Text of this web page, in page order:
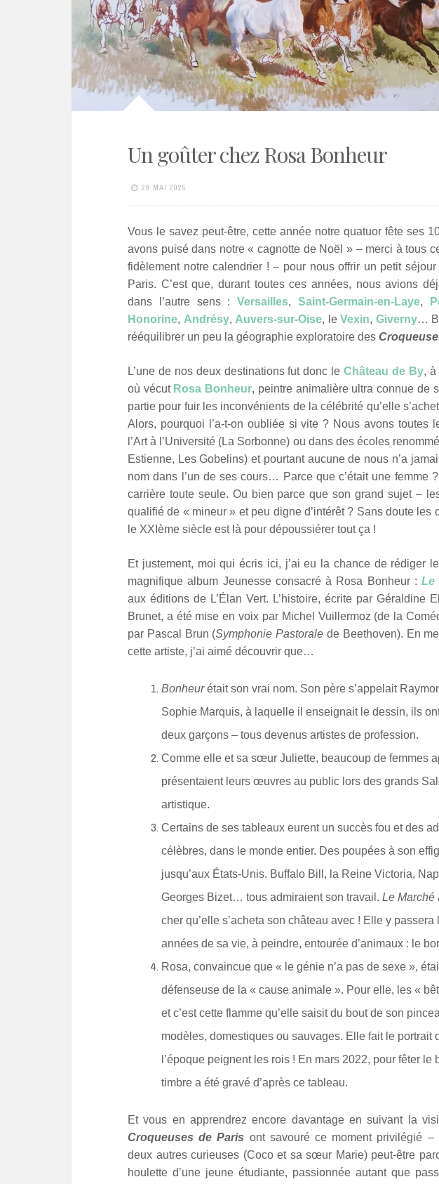
Un goûter chez Rosa Bonheur
29 MAI 2025
Vous le savez peut-être, cette année notre quatuor fête ses
avons puisé dans notre « cagnotte de Noël » – merci à tous
fidèlement notre calendrier ! – pour nous offrir un petit séjour
Paris. C’est que, durant toutes ces années, nous avions
dans l’autre sens :Versailles, Saint-Germain-en-Laye,
Honorine, Andrésy, Auvers-sur-Oise, leVexin, Giverny…
rééquilibrer un peu la géographie exploratoire des
L’une de nos deux destinations fut donc leChâteau de By, à
où vécut Rosa Bonheur, peintre animalière ultra connue de
partie pour fuir les inconvénients de la célébrité qu’elle
Alors, pourquoi l’a-t-on oubliée si vite ? Nous avons toutes
l’Art à l’Université (La Sorbonne) ou dans des écoles
Estienne, Les Gobelins) et pourtant aucune de nous n’a
nom dans l’un de ses cours… Parce que c’était une femme
carrière toute seule. Ou bien parce que son grand sujet –
qualifié de « mineur » et peu digne d’intérêt ? Sans doute
le XXIème siècle est là pour dépoussiérer tout ça !
Et justement, moi qui écris ici, j’ai eu la chance de rédiger
magnifique album Jeunesse consacré à Rosa Bonheur : Le
aux éditions de L’Élan Vert. L’histoire, écrite par Géraldine
Brunet, a été mise en voix par Michel Vuillermoz (de la
par Pascal Brun (Symphonie Pastorale de Beethoven). En
cette artiste, j’ai aimé découvrir que…
Bonheurétait son vrai nom. Son père s’appelait
Sophie Marquis, à laquelle il enseignait le dessin, ils
deux garçons – tous devenus artistes de profession.
Comme elle et sa sœur Juliette, beaucoup de femmes
présentaient leurs œuvres au public lors des grands
artistique.
Certains de ses tableaux eurent un succès fou et des
célèbres, dans le monde entier. Des poupées à son
jusqu’aux États-Unis. Buffalo Bill, la Reine Victoria,
Georges Bizet… tous admiraient son travail. Le Marché
cher qu’elle s’acheta son château avec ! Elle y
années de sa vie, à peindre, entourée d’animaux : le
Rosa, convaincue que « le génie n’a pas de sexe »,
défenseuse de la « cause animale ». Pour elle, les «
et c’est cette flamme qu’elle saisit du bout de son
modèles, domestiques ou sauvages. Elle fait le portrait
l’époque peignent les rois ! En mars 2022, pour fêter le
timbre a été gravé d’après ce tableau.
Et vous en apprendrez encore davantage en suivant la
Croqueuses de Paris ont savouré ce moment privilégié –
deux autres curieuses (Coco et sa sœur Marie) peut-être
houlette d’une jeune étudiante, passionnée autant que